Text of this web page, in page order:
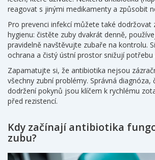
reagovat s jinými medikamenty a způsobit
Pro prevenci infekcí můžete také dodržovat
hygienu: čistěte zuby dvakrát denně,
pravidelně navštěvujte zubaře na kontrolu.
ochrana a čistý ústní prostor snižují potřebu
Zapamatujte si, že antibiotika nejsou
všechny zubní problémy. Správná diagnóza,
dodržení pokynů jsou klíčem k rychlému
před rezistencí.
Kdy začínají antibiotika
zubu?